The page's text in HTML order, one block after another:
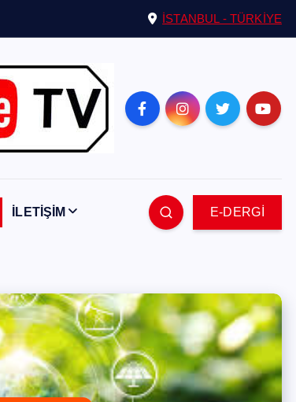
İSTANBUL - TÜRKİYE
İLETİŞİM E-DERGİ